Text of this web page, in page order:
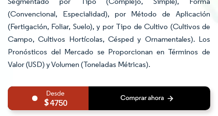
(Convencional, Especialidad), por Método de Aplicación
(Fertigación, Foliar, Suelo), y por Tipo de Cultivo (Cultivos de
Campo, Cultivos Hortícolas, Césped y Ornamentales). Los
Pronósticos del Mercado se Proporcionan en Términos de
Valor (USD) y Volumen (Toneladas Métricas).
4750